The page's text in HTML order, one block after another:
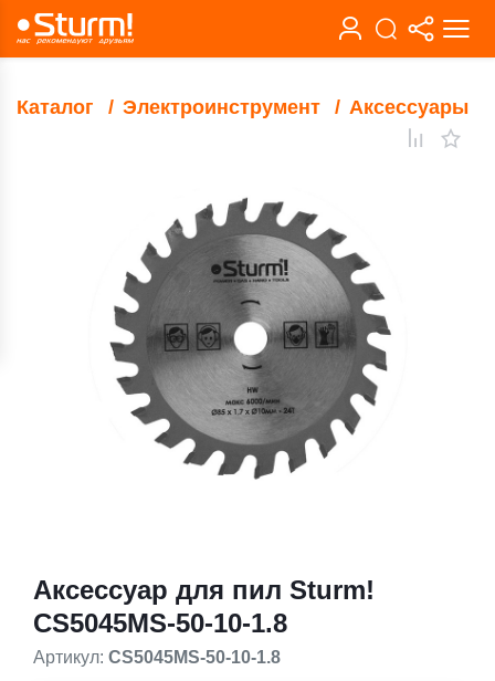
Каталог Электроинструмент Аксессуары
Аксессуар для пил Sturm!
CS5045MS-50-10-1.8
Артикул: CS5045MS-50-10-1.8